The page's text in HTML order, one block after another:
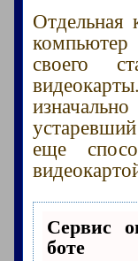
Отдельная
своего
еще
Сервис
боте